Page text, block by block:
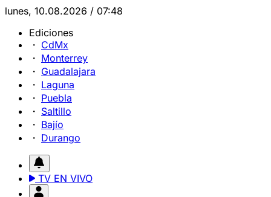
lunes, 10.08.2026 / 07:48
Ediciones
CdMx
Monterrey
Guadalajara
Laguna
Puebla
Saltillo
Bajío
Durango
TV EN VIVO